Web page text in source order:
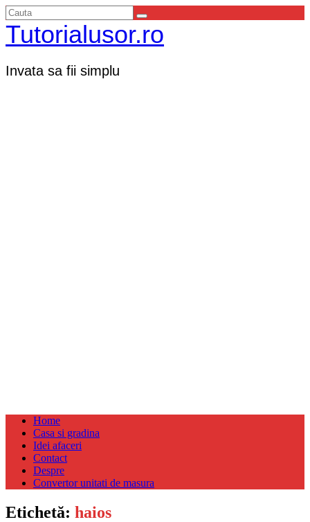
Tutorialusor.ro
Invata sa fii simplu
Home
Casa si gradina
Idei afaceri
Contact
Despre
Convertor unitati de masura
Etichetă: haios